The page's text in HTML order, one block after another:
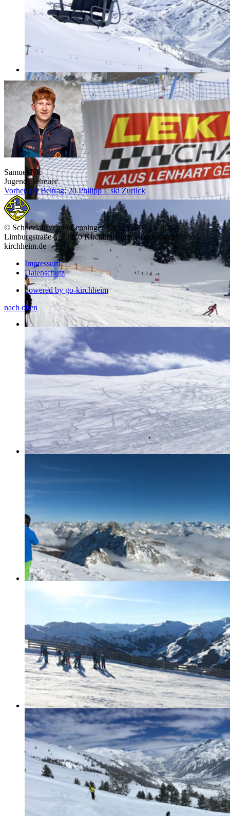
Samuel Nic
Jugend-Betreuer
Vorheriger Beitrag: 20 Philipp L skiZurück
© Schneelaufverein Lenninger Tal e. V. 2022 - 2026
Limburgstraße 5, 73230 Kirchheim unter Teck kontakt@svl-
kirchheim.de
Impressum
Datenschutz
powered by go-kirchheim
nach oben